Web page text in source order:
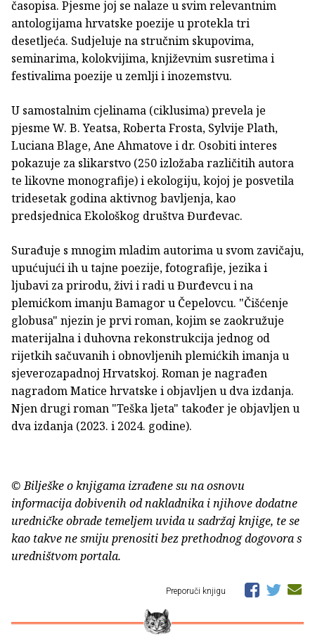
časopisa. Pjesme joj se nalaze u svim relevantnim
antologijama hrvatske poezije u protekla tri
desetljeća. Sudjeluje na stručnim skupovima,
seminarima, kolokvijima, književnim susretima i
festivalima poezije u zemlji i inozemstvu.
U samostalnim cjelinama (ciklusima) prevela je
pjesme W. B. Yeatsa, Roberta Frosta, Sylvije Plath,
Luciana Blage, Ane Ahmatove i dr. Osobiti interes
pokazuje za slikarstvo (250 izložaba različitih autora
te likovne monografije) i ekologiju, kojoj je posvetila
tridesetak godina aktivnog bavljenja, kao
predsjednica Ekološkog društva Đurđevac.
Surađuje s mnogim mladim autorima u svom zavičaju,
upućujući ih u tajne poezije, fotografije, jezika i
ljubavi za prirodu, živi i radi u Đurđevcu i na
plemićkom imanju Bamagor u Čepelovcu. "Čišćenje
globusa" njezin je prvi roman, kojim se zaokružuje
materijalna i duhovna rekonstrukcija jednog od
rijetkih sačuvanih i obnovljenih plemićkih imanja u
sjeverozapadnoj Hrvatskoj. Roman je nagrađen
nagradom Matice hrvatske i objavljen u dva izdanja.
Njen drugi roman "Teška ljeta" također je objavljen u
dva izdanja (2023. i 2024. godine).
© Bilješke o knjigama izrađene su na osnovu
informacija dobivenih od nakladnika i njihove dodatne
uredničke obrade temeljem uvida u sadržaj knjige, te se
kao takve ne smiju prenositi bez prethodnog dogovora s
uredništvom portala.
Preporuči knjigu